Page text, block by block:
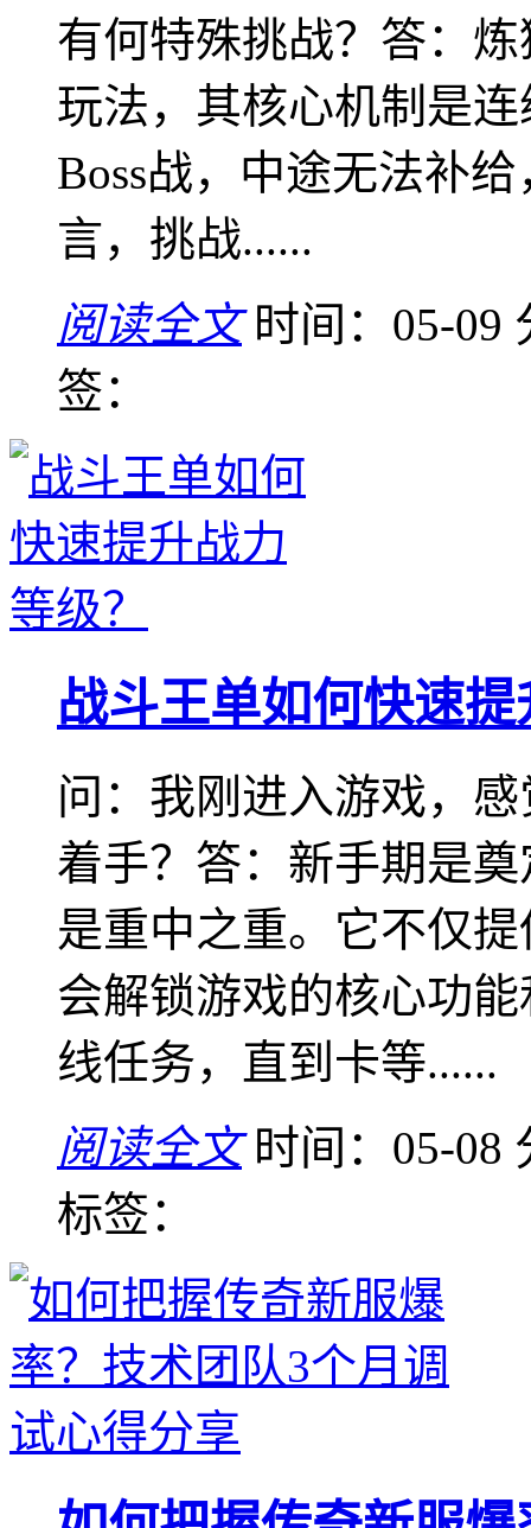
有何特殊挑战？答：
玩法，其核心机制是
Boss战，中途无法补
言，挑战......
阅读全文 时间：05-09
签：
战斗王单如何快速
问：我刚进入游戏，
着手？答：新手期是
是重中之重。它不仅
会解锁游戏的核心功
线任务，直到卡等......
阅读全文 时间：05-08
标签：